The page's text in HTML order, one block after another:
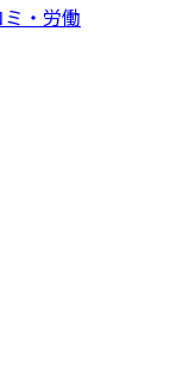
・労働